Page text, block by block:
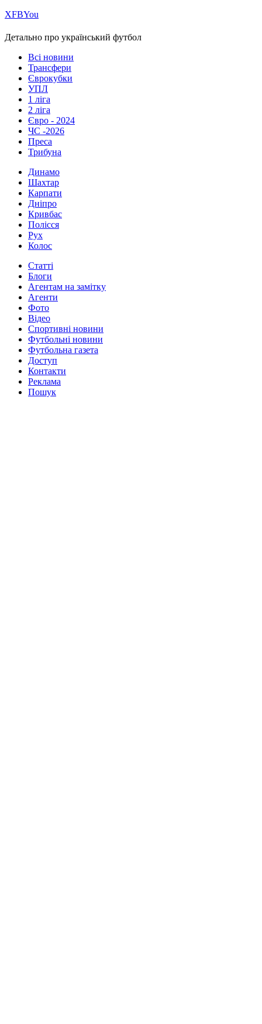
ХFBYou
Детально про український футбол
Всі новини
Трансфери
Єврокубки
УПЛ
1 ліга
2 ліга
Євро - 2024
ЧС -2026
Преса
Трибуна
Динамо
Шахтар
Карпати
Дніпро
Кривбас
Полісся
Рух
Колос
Статті
Блоги
Агентам на замітку
Агенти
Фото
Відео
Спортивні новини
Футбольні новини
Футбольна газета
Доступ
Контакти
Реклама
Пошук